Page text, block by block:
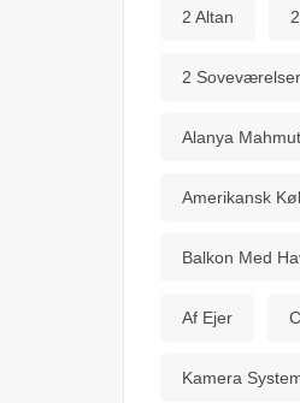
2 Altan
2 Soveværelser
Alanya
Amerikansk
Balkon Med
Af Ejer
Kamera